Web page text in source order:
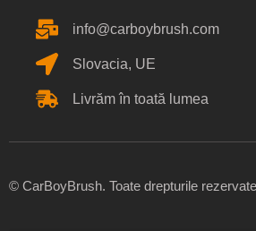
info@carboybrush.com
Slovacia, UE
Livrăm în toată lumea
© CarBoyBrush. Toate drepturile